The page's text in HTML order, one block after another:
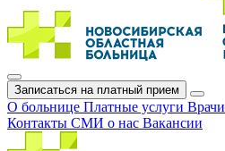
Записаться на платный прием
О больнице Платные услуги Врачи
Контакты СМИ о нас Вакансии